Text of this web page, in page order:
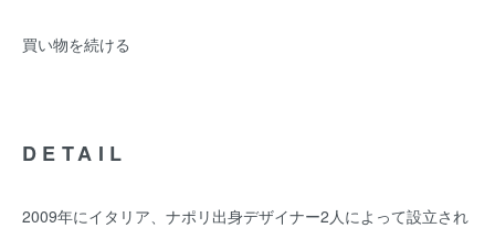
買い物を続ける
DETAIL
2009年にイタリア、ナポリ出身デザイナー2人によって設立され